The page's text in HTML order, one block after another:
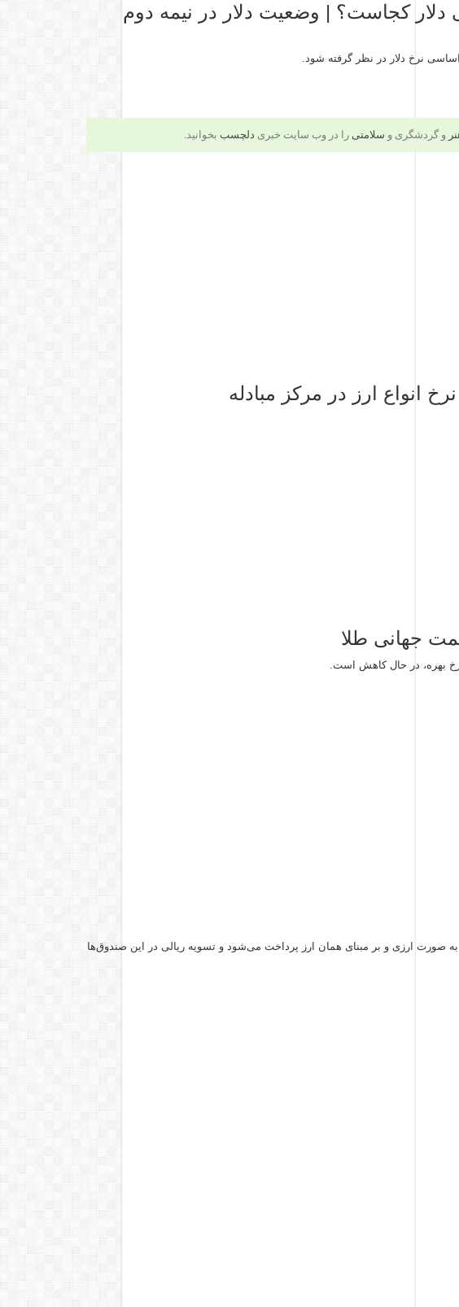
کجاست؟ | وضعیت دلار در نیمه دوم
و گردشگری و سلامتی را در وب سایت خبری دلچسب بخوانید.
انواع ارز در مرکز مبادله
جهانی طلا
بهره، در حال کاهش است.
صورت ارزی و بر مبنای همان ارز پرداخت می‌شود و تسویه ریالی در این صندوق‌ها